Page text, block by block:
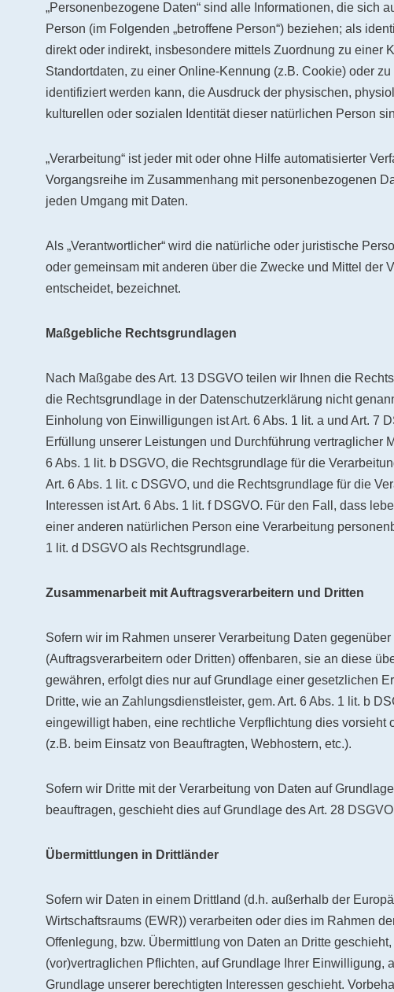
„Personenbezogene Daten“ sind alle Informationen, die sich
Person (im Folgenden „betroffene Person“) beziehen; als
direkt oder indirekt, insbesondere mittels Zuordnung zu einer
Standortdaten, zu einer Online-Kennung (z.B. Cookie) oder
identifiziert werden kann, die Ausdruck der physischen,
kulturellen oder sozialen Identität dieser natürlichen Person
„Verarbeitung“ ist jeder mit oder ohne Hilfe automatisierter
Vorgangsreihe im Zusammenhang mit personenbezogenen
jeden Umgang mit Daten.
Als „Verantwortlicher“ wird die natürliche oder juristische
oder gemeinsam mit anderen über die Zwecke und Mittel der
entscheidet, bezeichnet.
Maßgebliche Rechtsgrundlagen
Nach Maßgabe des Art. 13 DSGVO teilen wir Ihnen die
die Rechtsgrundlage in der Datenschutzerklärung nicht
Einholung von Einwilligungen ist Art. 6 Abs. 1 lit. a und Art. 7
Erfüllung unserer Leistungen und Durchführung vertraglicher
6 Abs. 1 lit. b DSGVO, die Rechtsgrundlage für die
Art. 6 Abs. 1 lit. c DSGVO, und die Rechtsgrundlage für die
Interessen ist Art. 6 Abs. 1 lit. f DSGVO. Für den Fall, dass
einer anderen natürlichen Person eine Verarbeitung
1 lit. d DSGVO als Rechtsgrundlage.
Zusammenarbeit mit Auftragsverarbeitern und Dritten
Sofern wir im Rahmen unserer Verarbeitung Daten
(Auftragsverarbeitern oder Dritten) offenbaren, sie an diese
gewähren, erfolgt dies nur auf Grundlage einer gesetzlichen
Dritte, wie an Zahlungsdienstleister, gem. Art. 6 Abs. 1 lit. b
eingewilligt haben, eine rechtliche Verpflichtung dies vorsieht
(z.B. beim Einsatz von Beauftragten, Webhostern, etc.).
Sofern wir Dritte mit der Verarbeitung von Daten auf
beauftragen, geschieht dies auf Grundlage des Art. 28
Übermittlungen in Drittländer
Sofern wir Daten in einem Drittland (d.h. außerhalb der
Wirtschaftsraums (EWR)) verarbeiten oder dies im Rahmen
Offenlegung, bzw. Übermittlung von Daten an Dritte
(vor)vertraglichen Pflichten, auf Grundlage Ihrer Einwilligung,
Grundlage unserer berechtigten Interessen geschieht.